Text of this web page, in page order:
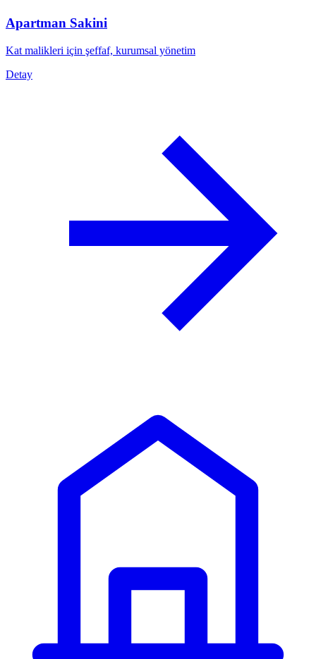
Apartman Sakini
Kat malikleri için şeffaf, kurumsal yönetim
Detay